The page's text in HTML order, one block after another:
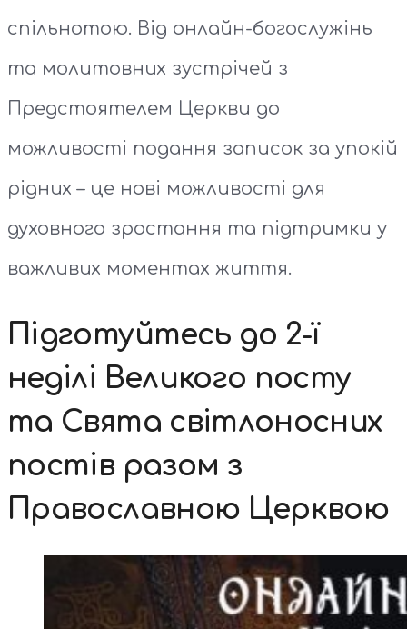
спільнотою. Від онлайн-богослужінь
та молитовних зустрічей з
Предстоятелем Церкви до
можливості подання записок за упокій
рідних – це нові можливості для
духовного зростання та підтримки у
важливих моментах життя.
Підготуйтесь до 2-ї
неділі Великого посту
та Свята світлоносних
постів разом з
Православною Церквою